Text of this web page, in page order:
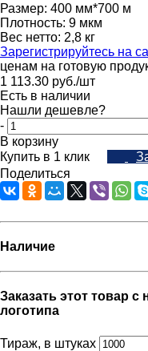
Размер: 400 мм*700 м
Плотность: 9 мкм
Вес нетто: 2,8 кг
Зарегистрируйтесь на
ценам на готовую
1 113.30 руб./шт
Есть в наличии
Нашли дешевле?
-
В корзину
Купить в 1 клик
Поделиться
Наличие
Заказать этот товар
логотипа
Тираж, в штуках